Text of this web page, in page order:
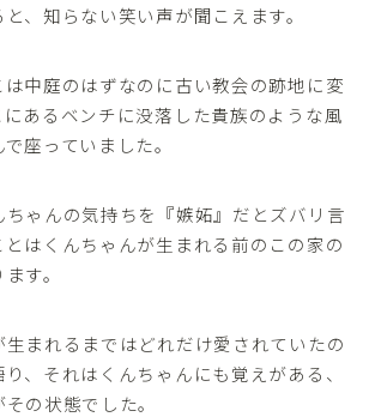
、知らない笑い声が聞こえます。
中庭のはずなのに古い教会の跡地に変
あるベンチに没落した貴族のような風
座っていました。
ゃんの気持ちを『嫉妬』だとズバリ言
はくんちゃんが生まれる前のこの家の
す。
まれるまではどれだけ愛されていたの
、それはくんちゃんにも覚えがある、
の状態でした。